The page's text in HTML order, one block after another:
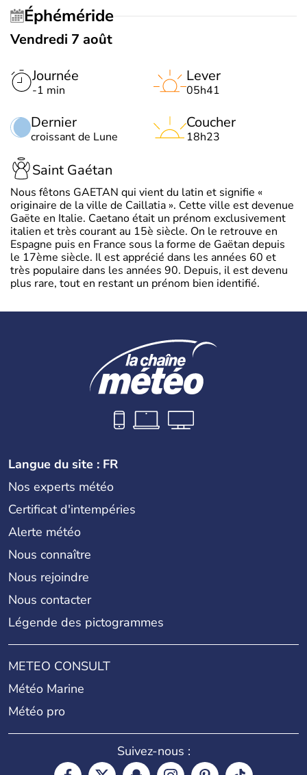
Éphéméride
Vendredi 7 août
Journée
-1 min
Dernier
croissant de Lune
Lever
05h41
Coucher
18h23
Saint Gaétan
Nous fêtons GAETAN qui vient du latin et signifie «
originaire de la ville de Caillatia ». Cette ville est devenue
Gaëte en Italie. Caetano était un prénom exclusivement
italien et très courant au 15è siècle. On le retrouve en
Espagne puis en France sous la forme de Gaëtan depuis
le 17ème siècle. Il est apprécié dans les années 60 et
très populaire dans les années 90. Depuis, il est devenu
plus rare, tout en restant un prénom bien identifié.
Langue du site : FR
Nos experts météo
Certificat d'intempéries
Alerte météo
Nous connaître
Nous rejoindre
Nous contacter
Légende des pictogrammes
METEO CONSULT
Météo Marine
Météo pro
Suivez-nous :